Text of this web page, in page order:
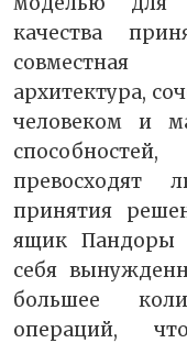
качества
архитектура,
человеком и
превосходят
принятия
ящик Пандоры
себя
большее
операций,